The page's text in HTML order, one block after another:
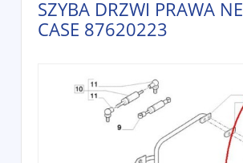
SZYBA DRZWI PRAWA
CASE 87620223